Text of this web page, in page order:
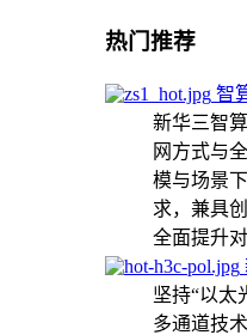
热门推荐
智
新华三智
网方式与
模与场景
求，兼具
全面提升
坚持“以太
多通道技